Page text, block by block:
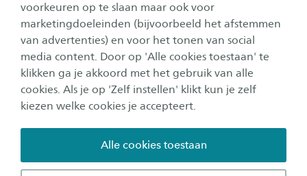
voorkeuren op te slaan maar ook voor
marketingdoeleinden (bijvoorbeeld het afstemmen
van advertenties) en voor het tonen van social
media content. Door op 'Alle cookies toestaan' te
klikken ga je akkoord met het gebruik van alle
cookies. Als je op 'Zelf instellen' klikt kun je zelf
kiezen welke cookies je accepteert.
Alle cookies toestaan
tonen
PRODUCTEN
Toolkit Reflectie!
Website TALENTS
Visievormingstool TALENTS